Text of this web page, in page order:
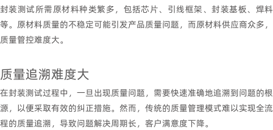
封装测试所需原材料种类繁多，包括芯片、引线框架、封装基板、焊料
等。原材料质量的不稳定可能引发产品质量问题，而原材料供应商众多，
质量管控难度大。
质量追溯难度大
在封装测试过程中，一旦出现质量问题，需要快速准确地追溯到问题的根
源，以便采取有效的纠正措施。然而，传统的质量管理模式难以实现全流
程的质量追溯，导致问题解决周期长，客户满意度下降。